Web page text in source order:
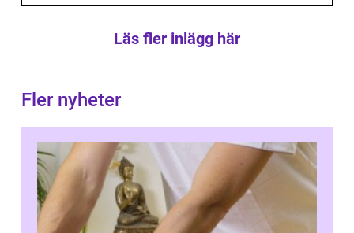
Läs fler inlägg här
Fler nyheter